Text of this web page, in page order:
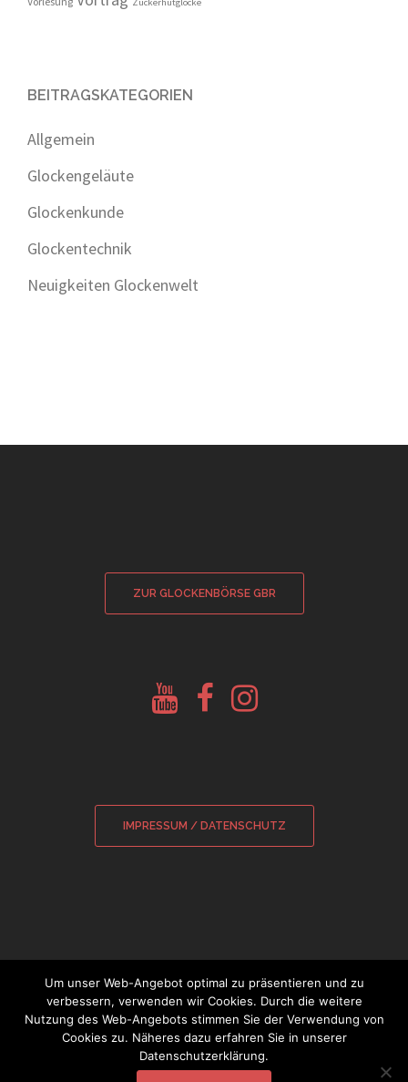
BEITRAGSKATEGORIEN
Allgemein
Glockengeläute
Glockenkunde
Glockentechnik
Neuigkeiten Glockenwelt
ZUR GLOCKENBÖRSE GBR
Youtube
Glockenberatung
Facebook
Glockenbörse
Instagram
Glockenbörse
IMPRESSUM / DATENSCHUTZ
© 2026 Sebastian Wamsiedler|
Glockensachverständiger
Um unser Web-Angebot optimal zu präsentieren und zu
verbessern, verwenden wir Cookies. Durch die weitere
Nutzung des Web-Angebots stimmen Sie der Verwendung von
Cookies zu. Näheres dazu erfahren Sie in unserer
Datenschutzerklärung.